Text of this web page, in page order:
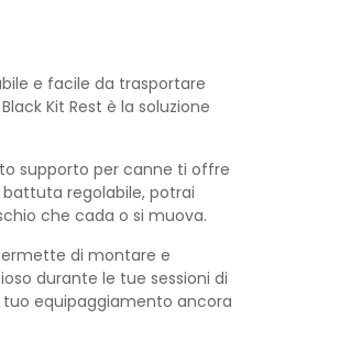
e facile da trasportare
Kit Rest è la soluzione
supporto per canne ti offre
regolabile, potrai
che cada o si muova.
di montare e
durante le tue sessioni di
equipaggiamento ancora